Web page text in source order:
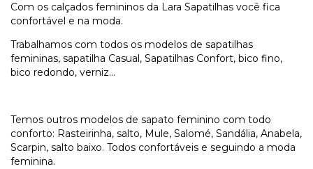
Com os calçados femininos da Lara Sapatilhas você fica
confortável e na moda.
Trabalhamos com todos os modelos de sapatilhas
femininas, sapatilha Casual, Sapatilhas Confort, bico fino,
bico redondo, verniz...
Temos outros modelos de sapato feminino com todo
conforto: Rasteirinha, salto, Mule, Salomé, Sandália, Anabela,
Scarpin, salto baixo. Todos confortáveis e seguindo a moda
feminina.